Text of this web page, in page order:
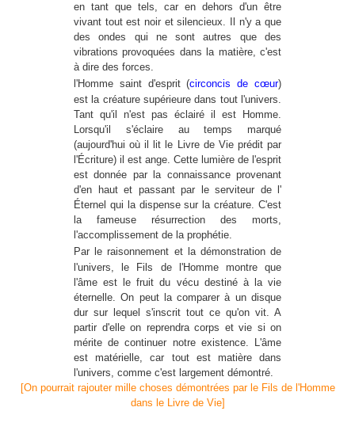
en tant que tels, car en dehors d'un être
vivant tout est noir et silencieux. Il n'y a que
des ondes qui ne sont autres que des
vibrations provoquées dans la matière, c'est
à dire des forces.
l'Homme saint d'esprit (circoncis de cœur)
est la créature supérieure dans tout l'univers.
Tant qu'il n'est pas éclairé il est Homme.
Lorsqu'il s'éclaire au temps marqué
(aujourd'hui où il lit le Livre de Vie prédit par
l'Écriture) il est ange. Cette lumière de l'esprit
est donnée par la connaissance provenant
d'en haut et passant par le serviteur de l'
Éternel qui la dispense sur la créature. C'est
la fameuse résurrection des morts,
l'accomplissement de la prophétie.
Par le raisonnement et la démonstration de
l'univers, le Fils de l'Homme montre que
l'âme est le fruit du vécu destiné à la vie
éternelle. On peut la comparer à un disque
dur sur lequel s'inscrit tout ce qu'on vit. A
partir d'elle on reprendra corps et vie si on
mérite de continuer notre existence. L'âme
est matérielle, car tout est matière dans
l'univers, comme c'est largement démontré.
[On pourrait rajouter mille choses démontrées par le Fils de l'Homme
dans le Livre de Vie]